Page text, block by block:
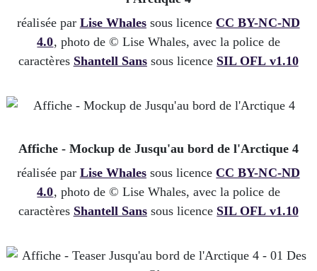
réalisée par Lise Whalessous licence CC BY-NC-ND
4.0, photo de © Lise Whales, avec la police de
caractères Shantell Sanssous licence SIL OFL v1.10
Affiche - Mockup de Jusqu'au bord de l'Arctique 4
réalisée par Lise Whalessous licence CC BY-NC-ND
4.0, photo de © Lise Whales, avec la police de
caractères Shantell Sanssous licence SIL OFL v1.10